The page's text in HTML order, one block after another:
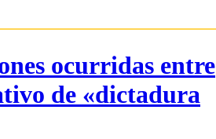
ocurridas entre
de «dictadura